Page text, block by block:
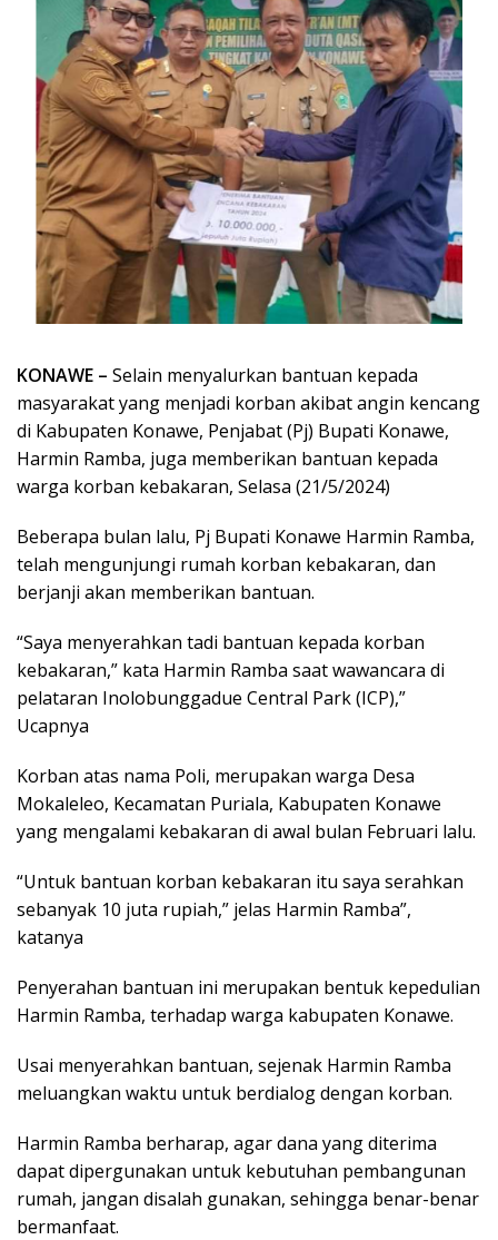
KONAWE – Selain menyalurkan bantuan kepada
masyarakat yang menjadi korban akibat angin kencang
di Kabupaten Konawe, Penjabat (Pj) Bupati Konawe,
Harmin Ramba, juga memberikan bantuan kepada
warga korban kebakaran, Selasa (21/5/2024)
Beberapa bulan lalu, Pj Bupati Konawe Harmin Ramba,
telah mengunjungi rumah korban kebakaran, dan
berjanji akan memberikan bantuan.
“Saya menyerahkan tadi bantuan kepada korban
kebakaran,” kata Harmin Ramba saat wawancara di
pelataran Inolobunggadue Central Park (ICP),”
Ucapnya
Korban atas nama Poli, merupakan warga Desa
Mokaleleo, Kecamatan Puriala, Kabupaten Konawe
yang mengalami kebakaran di awal bulan Februari lalu.
“Untuk bantuan korban kebakaran itu saya serahkan
sebanyak 10 juta rupiah,” jelas Harmin Ramba”,
katanya
Penyerahan bantuan ini merupakan bentuk kepedulian
Harmin Ramba, terhadap warga kabupaten Konawe.
Usai menyerahkan bantuan, sejenak Harmin Ramba
meluangkan waktu untuk berdialog dengan korban.
Harmin Ramba berharap, agar dana yang diterima
dapat dipergunakan untuk kebutuhan pembangunan
rumah, jangan disalah gunakan, sehingga benar-benar
bermanfaat.